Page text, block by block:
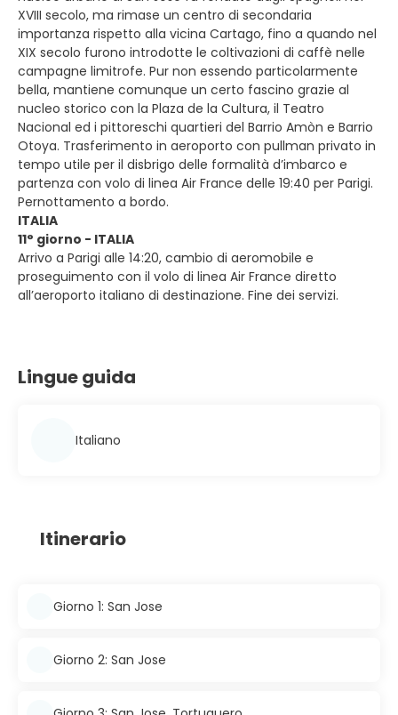
XVIII secolo, ma rimase un centro di secondaria
importanza rispetto alla vicina Cartago, fino a quando nel
XIX secolo furono introdotte le coltivazioni di caffè nelle
campagne limitrofe. Pur non essendo particolarmente
bella, mantiene comunque un certo fascino grazie al
nucleo storico con la Plaza de la Cultura, il Teatro
Nacional ed i pittoreschi quartieri del Barrio Amòn e Barrio
Otoya. Trasferimento in aeroporto con pullman privato in
tempo utile per il disbrigo delle formalità d’imbarco e
partenza con volo di linea Air France delle 19:40 per Parigi.
Pernottamento a bordo.
ITALIA
11° giorno - ITALIA
Arrivo a Parigi alle 14:20, cambio di aeromobile e
proseguimento con il volo di linea Air France diretto
all’aeroporto italiano di destinazione. Fine dei servizi.
Lingue guida
Italiano
Itinerario
Giorno 1: San Jose
Giorno 2: San Jose